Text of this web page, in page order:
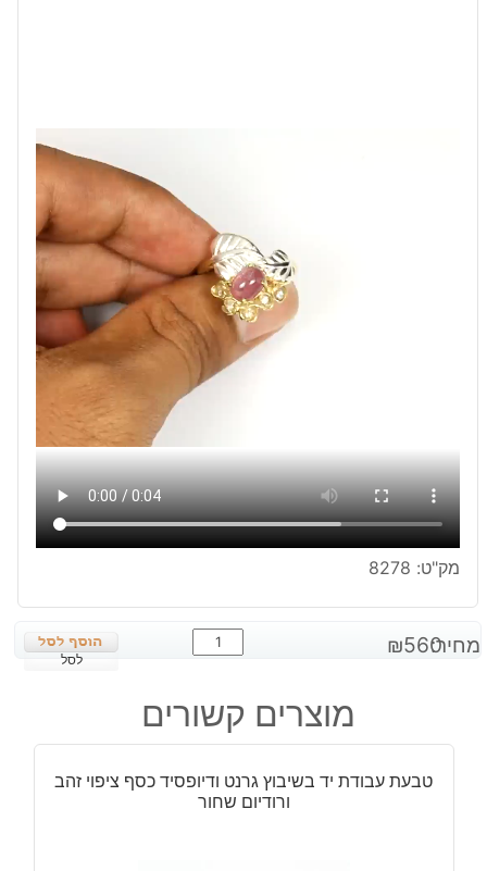
מק"ט: 8278
מחיר: ₪560
כמות
של
עבודת
יד
רובי
לסל
מוצרים קשורים
טבעת עבודת יד בשיבוץ גרנט ודיופסיד כסף ציפוי זהב
ורודיום שחור